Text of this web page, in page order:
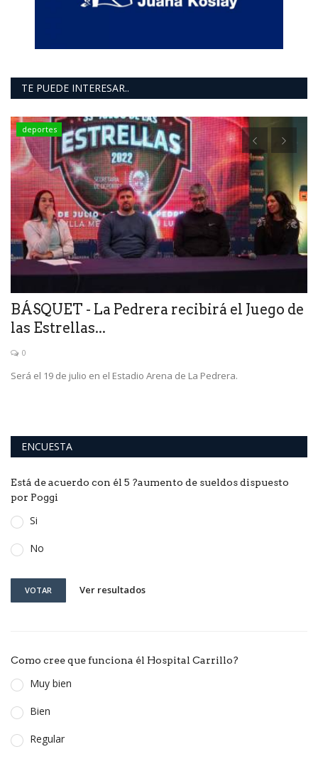
TE PUEDE INTERESAR..
deportes
BÁSQUET - La Pedrera recibirá el Juego de
las Estrellas...
0
Será el 19 de julio en el Estadio Arena de La Pedrera.
ENCUESTA
Está de acuerdo con él 5 ?aumento de sueldos dispuesto
por Poggi
Si
No
VOTAR Ver resultados
Como cree que funciona él Hospital Carrillo?
Muy bien
Bien
Regular